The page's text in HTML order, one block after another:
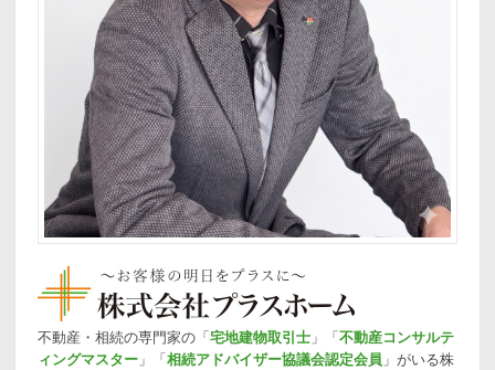
不動産・相続の専門家の「 宅地建物取引士 」「 不動産コンサルテ
ィングマスター 」「 相続アドバイザー協議会認定会員 」がいる株